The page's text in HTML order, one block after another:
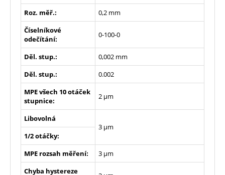
Roz. měř.:
0,2 mm
Číselníkové
odečítání:
0-100-0
Děl. stup.:
0,002 mm
Děl. stup.:
0.002
MPE všech 10 otáček
stupnice:
2 µm
Libovolná
3 µm
1/2 otáčky:
MPE rozsah měření:
3 µm
Chyba hystereze